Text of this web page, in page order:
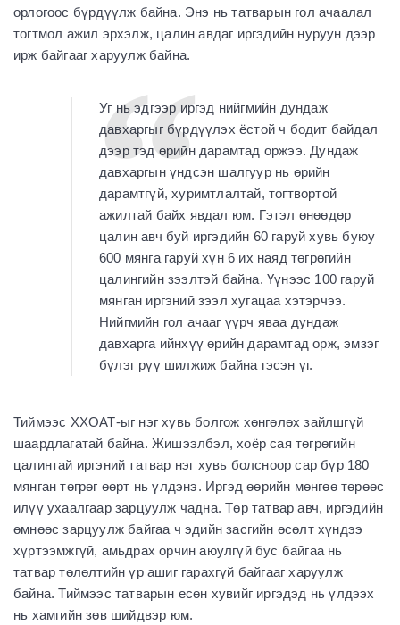
орлогоос бүрдүүлж байна. Энэ нь татварын гол ачаалал
тогтмол ажил эрхэлж, цалин авдаг иргэдийн нуруун дээр
ирж байгааг харуулж байна.
Уг нь эдгээр иргэд нийгмийн дундаж
давхаргыг бүрдүүлэх ёстой ч бодит байдал
дээр тэд өрийн дарамтад оржээ. Дундаж
давхаргын үндсэн шалгуур нь өрийн
дарамтгүй, хуримтлалтай, тогтвортой
ажилтай байх явдал юм. Гэтэл өнөөдөр
цалин авч буй иргэдийн 60 гаруй хувь буюу
600 мянга гаруй хүн 6 их наяд төгрөгийн
цалингийн зээлтэй байна. Үүнээс 100 гаруй
мянган иргэний зээл хугацаа хэтэрчээ.
Нийгмийн гол ачааг үүрч яваа дундаж
давхарга ийнхүү өрийн дарамтад орж, эмзэг
бүлэг рүү шилжиж байна гэсэн үг.
Тиймээс ХХОАТ-ыг нэг хувь болгож хөнгөлөх зайлшгүй
шаардлагатай байна. Жишээлбэл, хоёр сая төгрөгийн
цалинтай иргэний татвар нэг хувь болсноор сар бүр 180
мянган төгрөг өөрт нь үлдэнэ. Иргэд өөрийн мөнгөө төрөөс
илүү ухаалгаар зарцуулж чадна. Төр татвар авч, иргэдийн
өмнөөс зарцуулж байгаа ч эдийн засгийн өсөлт хүндээ
хүртээмжгүй, амьдрах орчин аюулгүй бус байгаа нь
татвар төлөлтийн үр ашиг гарахгүй байгааг харуулж
байна. Тиймээс татварын есөн хувийг иргэдэд нь үлдээх
нь хамгийн зөв шийдвэр юм.